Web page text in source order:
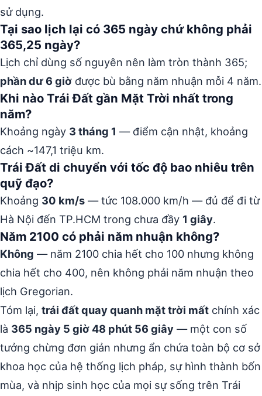
sử dụng.
Tại sao lịch lại có 365 ngày chứ không phải
365,25 ngày?
Lịch chỉ dùng số nguyên nên làm tròn thành 365;
phần dư 6 giờ được bù bằng năm nhuận mỗi 4 năm.
Khi nào Trái Đất gần Mặt Trời nhất trong
năm?
Khoảng ngày 3 tháng 1 — điểm cận nhật, khoảng
cách ~147,1 triệu km.
Trái Đất di chuyển với tốc độ bao nhiêu trên
quỹ đạo?
Khoảng 30 km/s — tức 108.000 km/h — đủ để đi từ
Hà Nội đến TP.HCM trong chưa đầy 1 giây.
Năm 2100 có phải năm nhuận không?
Không — năm 2100 chia hết cho 100 nhưng không
chia hết cho 400, nên không phải năm nhuận theo
lịch Gregorian.
Tóm lại, trái đất quay quanh mặt trời mất chính xác
là 365 ngày 5 giờ 48 phút 56 giây — một con số
tưởng chừng đơn giản nhưng ẩn chứa toàn bộ cơ sở
khoa học của hệ thống lịch pháp, sự hình thành bốn
mùa, và nhịp sinh học của mọi sự sống trên Trái